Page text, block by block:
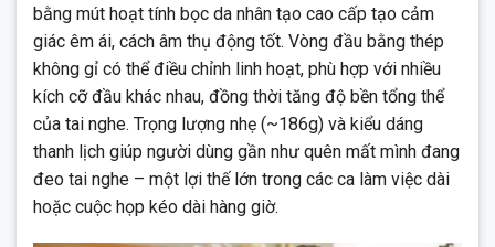
bằng mút hoạt tính bọc da nhân tạo cao cấp tạo cảm
giác êm ái, cách âm thụ động tốt. Vòng đầu bằng thép
không gỉ có thể điều chỉnh linh hoạt, phù hợp với nhiều
kích cỡ đầu khác nhau, đồng thời tăng độ bền tổng thể
của tai nghe. Trọng lượng nhẹ (~186g) và kiểu dáng
thanh lịch giúp người dùng gần như quên mất mình đang
đeo tai nghe – một lợi thế lớn trong các ca làm việc dài
hoặc cuộc họp kéo dài hàng giờ.